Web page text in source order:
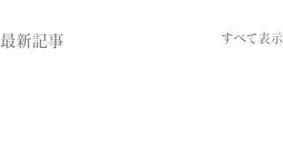
最新記事 すべて表示